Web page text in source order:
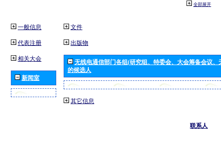
全部展开
一般信息
代表注册
相关大会
新闻室
文件
出版物
无线电通信部门各组(研究组、特委会、大会筹备会议
的候选人
其它信息
联系人